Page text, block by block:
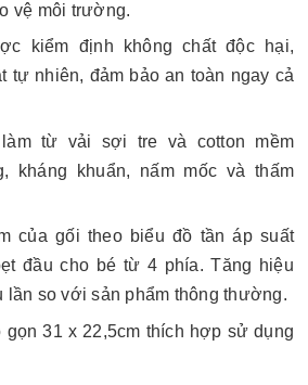
vệ môi trường.
kiểm định không chất độc hại,
tự nhiên, đảm bảo an toàn ngay cả
từ vải sợi tre và cotton mềm
kháng khuẩn, nấm mốc và thấm
của gối theo biểu đồ tần áp suất
đầu cho bé từ 4 phía. Tăng hiệu
lần so với sản phẩm thông thường.
gọn 31 x 22,5cm thích hợp sử dụng